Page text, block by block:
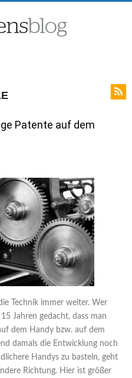
Patente auf dem
Technik immer weiter. Wer
Jahren gedacht, dass man
dem Handy bzw. auf dem
damals die Entwicklung noch
Handys zu basteln, geht
Richtung. Hier ist größer